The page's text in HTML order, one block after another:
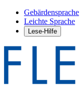
Gebärdensprache
Leichte Sprache
Lese-Hilfe